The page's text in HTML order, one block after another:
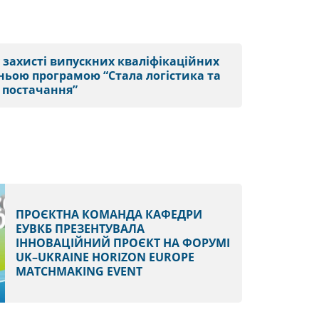
випускних кваліфікаційних
програмою “Стала логістика та
ПРОЄКТНА КОМАНДА КАФЕДРИ
ЕУВКБ ПРЕЗЕНТУВАЛА
ІННОВАЦІЙНИЙ ПРОЄКТ НА ФОРУМІ
UK–UKRAINE HORIZON EUROPE
MATCHMAKING EVENT